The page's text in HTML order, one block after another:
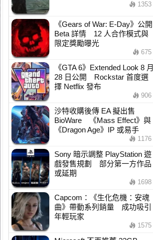
1353
《Gears of War: E-Day》公開
Beta 詳情 12 人合作模式與
限定獎勵曝光
675
《GTA 6》Extended Look 8 月
28 日公開 Rockstar 首度選
擇 Netflix 發布
906
沙特收購後傳 EA 擬出售
BioWare 《Mass Effect》與
《Dragon Age》IP 或易手
1176
Sony 暗示調整 PlayStation 遊
戲發售規劃 部分第一方作品
或延期
1698
Capcom：《生化危機：安魂
曲》帶動系列銷量 成功吸引
年輕玩家
1575